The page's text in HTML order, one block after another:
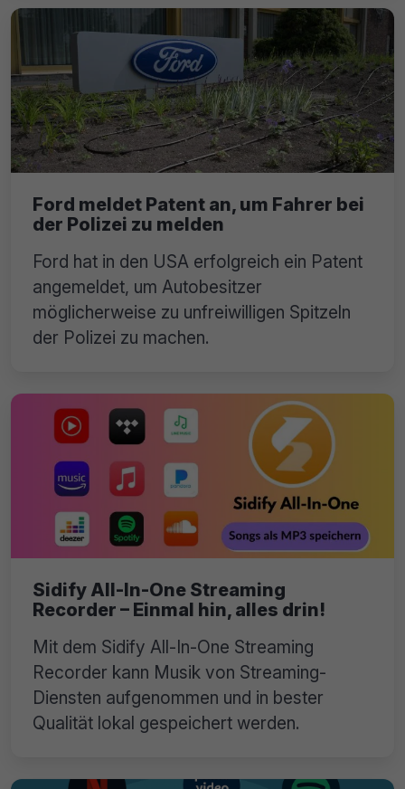
Ford meldet Patent an, um Fahrer bei
der Polizei zu melden
Ford hat in den USA erfolgreich ein Patent
angemeldet, um Autobesitzer
möglicherweise zu unfreiwilligen Spitzeln
der Polizei zu machen.
Sidify All-In-One Streaming
Recorder – Einmal hin, alles drin!
Mit dem Sidify All-In-One Streaming
Recorder kann Musik von Streaming-
Diensten aufgenommen und in bester
Qualität lokal gespeichert werden.